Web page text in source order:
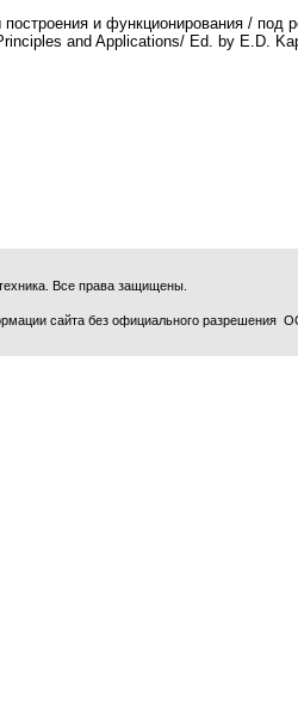
и функционирования / под
and Applications/ Ed. by E.D.
Все права защищены.
сайта без официального разрешения